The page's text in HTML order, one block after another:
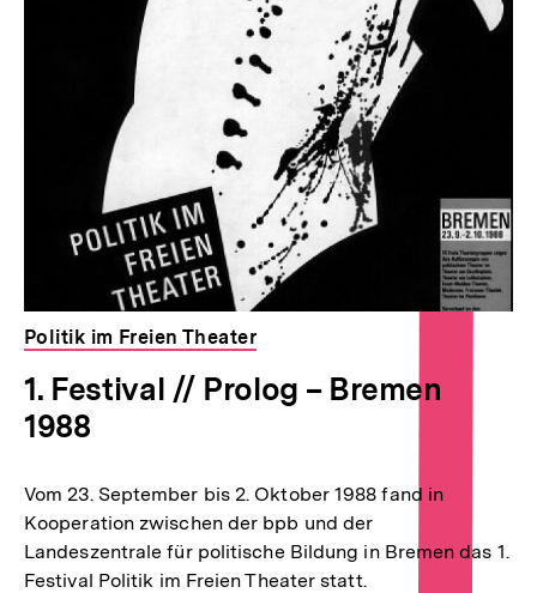
Politik im Freien Theater
1. Festival // Prolog – Bremen
1988
Vom 23. September bis 2. Oktober 1988 fand in
Kooperation zwischen der bpb und der
Landeszentrale für politische Bildung in Bremen das 1.
Festival Politik im Freien Theater statt.